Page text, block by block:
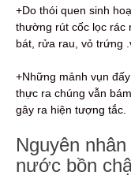
+Do thói quen sinh
thường rút cốc lọc rác
bát, rửa rau, vỏ trứng
+Những mảnh vụn
thực ra chúng vẫn
gây ra hiện tượng tắc.
Nguyên
nước bồn